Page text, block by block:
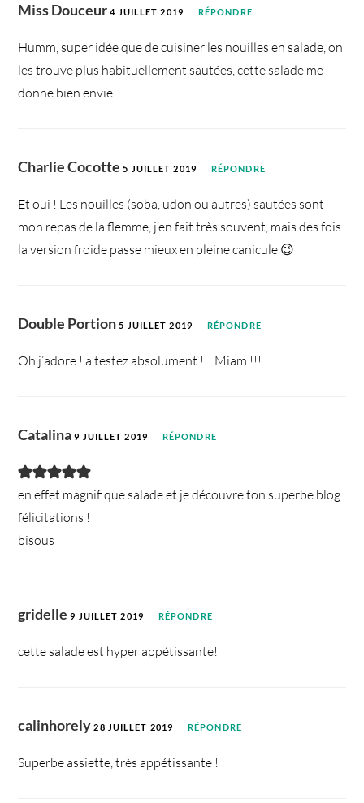
Miss Douceur 4 JUILLET 2019 RÉPONDRE
Humm, super idée que de cuisiner les nouilles en salade, on
les trouve plus habituellement sautées, cette salade me
donne bien envie.
Charlie Cocotte 5 JUILLET 2019 RÉPONDRE
Et oui ! Les nouilles (soba, udon ou autres) sautées sont
mon repas de la flemme, j’en fait très souvent, mais des fois
la version froide passe mieux en pleine canicule 😉
Double Portion 5 JUILLET 2019 RÉPONDRE
Oh j’adore ! a testez absolument !!! Miam !!!
Catalina 9 JUILLET 2019 RÉPONDRE
en effet magnifique salade et je découvre ton superbe blog
félicitations !
bisous
gridelle 9 JUILLET 2019 RÉPONDRE
cette salade est hyper appétissante!
calinhorely 28 JUILLET 2019 RÉPONDRE
Superbe assiette, très appétissante !